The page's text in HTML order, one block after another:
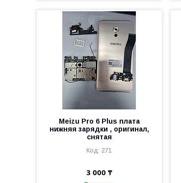
Meizu Pro 6 Plus плата
нижняя зарядки , оригинал,
снятая
271
3 000 ₸